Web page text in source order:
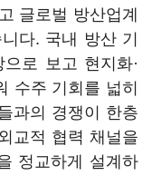
글로벌 방산업계
다. 국내 방산 기
로 보고 현지화·
수주 기회를 넓히
과의 경쟁이 한층
교적 협력 채널을
정교하게 설계하